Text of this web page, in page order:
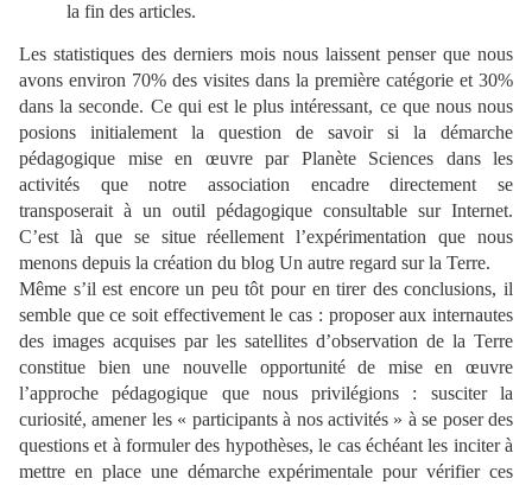
la fin des articles.
Les statistiques des derniers mois nous laissent penser que nous
avons environ 70% des visites dans la première catégorie et 30%
dans la seconde. Ce qui est le plus intéressant, ce que nous nous
posions initialement la question de savoir si la démarche
pédagogique mise en œuvre par Planète Sciences dans les
activités que notre association encadre directement se
transposerait à un outil pédagogique consultable sur Internet.
C’est là que se situe réellement l’expérimentation que nous
menons depuis la création du blog Un autre regard sur la Terre.
Même s’il est encore un peu tôt pour en tirer des conclusions, il
semble que ce soit effectivement le cas : proposer aux internautes
des images acquises par les satellites d’observation de la Terre
constitue bien une nouvelle opportunité de mise en œuvre
l’approche pédagogique que nous privilégions : susciter la
curiosité, amener les « participants à nos activités » à se poser des
questions et à formuler des hypothèses, le cas échéant les inciter à
mettre en place une démarche expérimentale pour vérifier ces